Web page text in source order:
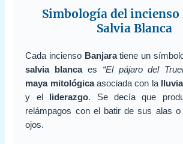
Simbología del incienso
Salvia Blanca
Cada incienso Banjaratiene un
salvia blancaes “El pájaro del
maya mitológicaasociada con la
y el
liderazgo. Se decía que
relámpagos con el batir de sus alas
ojos.